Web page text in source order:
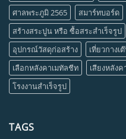
ศาลพระภูมิ 2565
สมาร์ทบอร์ด
สร้างสระปูน หรือ ซื้อสระสำเร็จรูป
อุปกรณ์วัสดุก่อสร้าง
เที่ยวกาง
เลือกหลังคาเมทัลชีท
เสียงหลัง
โรงงานสำเร็จรูป
TAGS